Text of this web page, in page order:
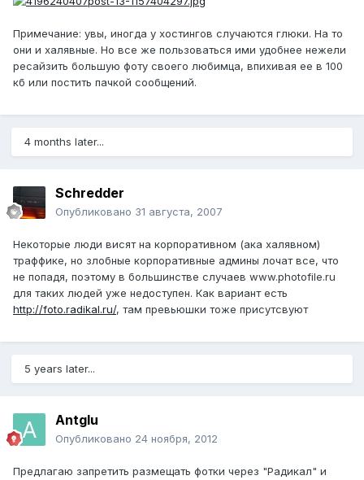
Примечание: увы, иногда у хостингов случаются глюки. На то
они и халявные. Но все же пользоваться ими удобнее нежели
ресайзить большую фоту своего любимца, впихивая ее в 100
кб или постить пачкой сообщений.
4 months later...
Schredder
Опубликовано 31 августа, 2007
Некоторые люди висят на корпоративном (ака халявном)
траффике, но злобные корпоративные админы лочат все, что
не попадя, поэтому в большинстве случаев www.photofile.ru
для таких людей уже недоступен. Как вариант есть
http://foto.radikal.ru/, там превьюшки тоже присутсвуют
5 years later...
Antglu
Опубликовано 24 ноября, 2012
Предлагаю запретить размещать фотки через "Радикал" и